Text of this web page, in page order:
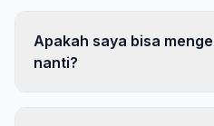
Apakah saya bisa
nanti?